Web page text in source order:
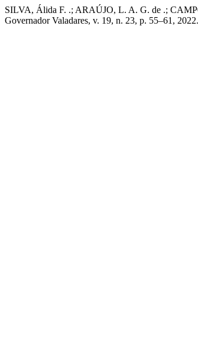
SILVA, Álida F. .; ARAÚJO, L. A. G. de .;
Governador Valadares, v. 19, n. 23, p. 55–61,